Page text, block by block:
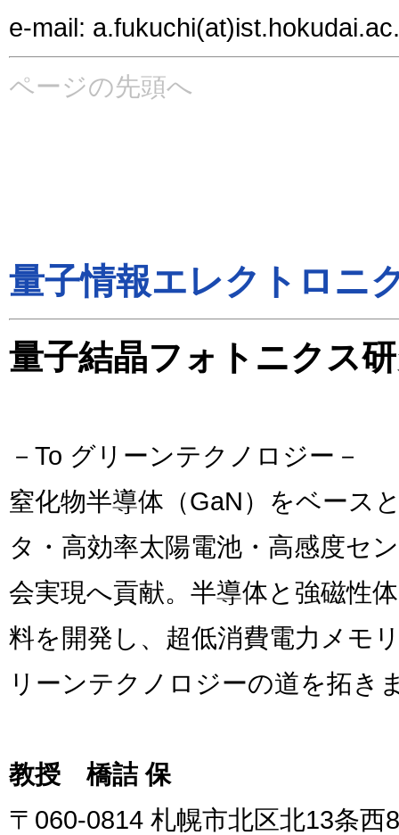
e-mail:
ページの先頭へ
量子情報エレクトロニ
量子結晶フォトニクス
－To グリーンテクノロジー－
窒化物半導体（GaN）をベース
タ・高効率太陽電池・高感度セ
会実現へ貢献。半導体と強磁性
料を開発し、超低消費電力メモ
リーンテクノロジーの道を拓き
教授 橋詰 保
〒060-0814 札幌市北区北13条